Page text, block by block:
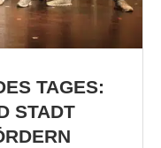
TAGES:
STADT